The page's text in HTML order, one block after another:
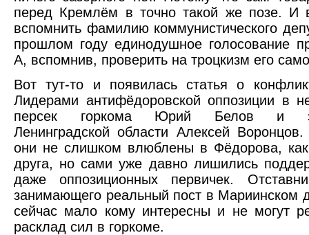
перед Кремлём в точно такой же позе. И
вспомнить фамилию коммунистического
прошлом году единодушное голосование
А, вспомнив, проверить на троцкизм его
Вот тут-то и появилась статья о
Лидерами антифёдоровской оппозиции в
персек горкома Юрий Белов и экс-
Ленинградской области Алексей
они не слишком влюблены в Фёдорова,
друга, но сами уже давно лишились
даже оппозиционных первичек.
занимающего реальный пост в Мариинском
сейчас мало кому интересны и не могут
расклад сил в горкоме.